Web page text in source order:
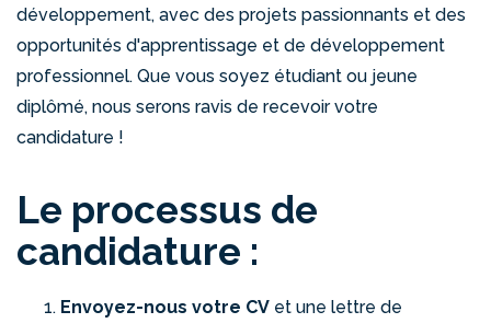
développement, avec des projets passionnants et des
opportunités d'apprentissage et de développement
professionnel. Que vous soyez étudiant ou jeune
diplômé, nous serons ravis de recevoir votre
candidature !
Le processus de
candidature :
Envoyez-nous votre CV et une lettre de